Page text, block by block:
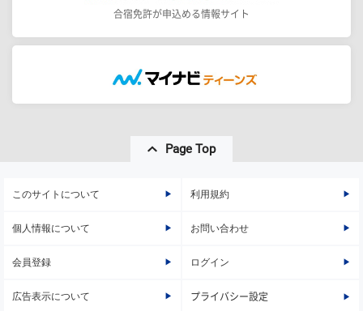
合宿免許が申込める情報サイト
Page Top
このサイトについて 利用規約
個人情報について お問い合わせ
会員登録 ログイン
広告表示について プライバシー設定